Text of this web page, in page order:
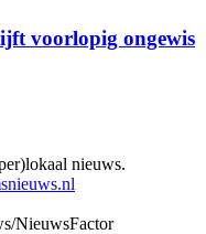
voorlopig ongewis
nieuws.
NieuwsFactor